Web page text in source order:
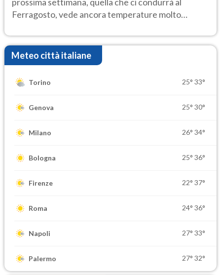
Ferragosto, vede ancora temperature molto
Meteo città italiane
Torino 25° 33°
Genova 25° 30°
Milano 26° 34°
Bologna 25° 36°
Firenze 22° 37°
Roma 24° 36°
Napoli 27° 33°
Palermo 27° 32°